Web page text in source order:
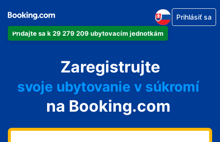
Pridajte sa k 29 279 209 ubytovacím jednotkám
Prihlásiť sa
Zaregistrujte
svoj hotel
svoje ubytovanie v súkromí
svoj penzión
svoje bed and breakfast
na Booking.com